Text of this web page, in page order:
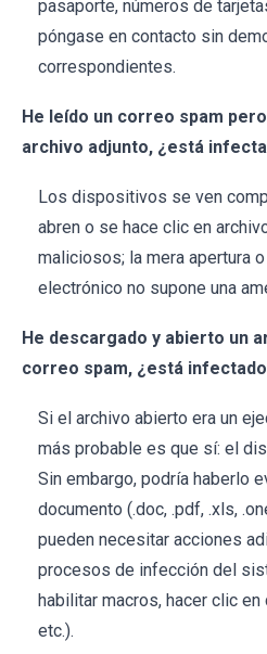
pasaporte, números de
póngase en contacto sin
correspondientes.
He leído un correo spam
archivo adjunto, ¿está
Los dispositivos se ven
abren o se hace clic en
maliciosos; la mera apertura
electrónico no supone una
He descargado y abierto un
correo spam, ¿está
Si el archivo abierto era un
más probable es que sí: el
Sin embargo, podría haberlo
documento (.doc, .pdf, .xls,
pueden necesitar acciones
procesos de infección del
habilitar macros, hacer clic
etc.).